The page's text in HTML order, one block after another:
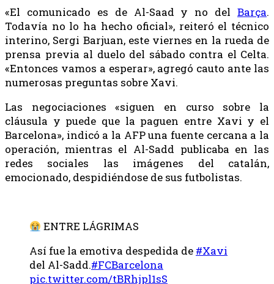
«El comunicado es de Al-Saad y no del Barça.
Todavía no lo ha hecho oficial», reiteró el técnico
interino, Sergi Barjuan, este viernes en la rueda de
prensa previa al duelo del sábado contra el Celta.
«Entonces vamos a esperar», agregó cauto ante las
numerosas preguntas sobre Xavi.
Las negociaciones «siguen en curso sobre la
cláusula y puede que la paguen entre Xavi y el
Barcelona», indicó a la AFP una fuente cercana a la
operación, mientras el Al-Sadd publicaba en las
redes sociales las imágenes del catalán,
emocionado, despidiéndose de sus futbolistas.
ENTRE LÁGRIMAS
Así fue la emotiva despedida de #Xavi
del Al-Sadd.#FCBarcelona
pic.twitter.com/tBRhjpl1sS